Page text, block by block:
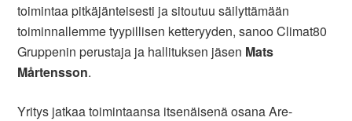
toimintaa pitkäjänteisesti ja sitoutuu säilyttämään
toiminnallemme tyypillisen ketteryyden, sanoo Climat80
Gruppenin perustaja ja hallituksen jäsen Mats
Mårtensson.
Yritys jatkaa toimintaansa itsenäisenä osana Are-